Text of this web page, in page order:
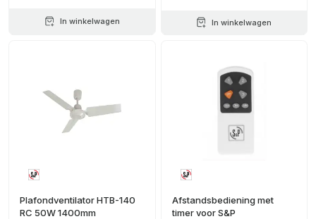
In winkelwagen In winkelwagen
Plafondventilator HTB-140
RC 50W 1400mm
Afstandsbediening met
timer voor S&P